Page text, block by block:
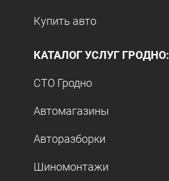
Купить авто
КАТАЛОГ УСЛУГ ГРОДНО:
СТО Гродно
Автомагазины
Авторазборки
Шиномонтажи